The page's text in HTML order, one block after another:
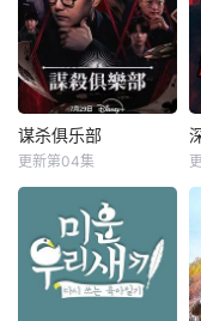
谋杀俱乐部
&nbsp;&nbsp;&nb
sp;&nbsp;&nbsp;&
nbsp;&nbsp;&nbs
谋杀俱乐部
更新第04集